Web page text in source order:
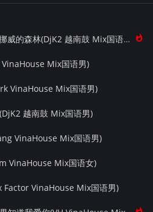
【172Mix独家】伍佰&China Blue - 挪威的森林(DjK2 越南鼓 Mix国语男)
VinaHouse Mix国语男)
VinaHouse Mix国语男)
越南鼓 Mix国语男)
VinaHouse Mix国语男)
VinaHouse Mix国语女)
Factor VinaHouse Mix国语男)